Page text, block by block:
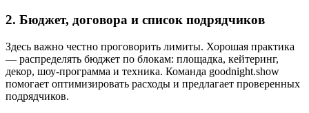
2. Бюджет, договора и список подрядчиков
Здесь важно честно проговорить лимиты. Хорошая практика
— распределять бюджет по блокам: площадка, кейтеринг,
декор, шоу-программа и техника. Команда goodnight.show
помогает оптимизировать расходы и предлагает проверенных
подрядчиков.